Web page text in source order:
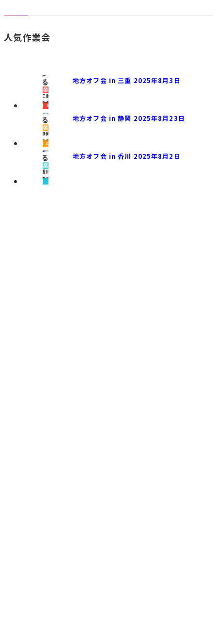
人気作業会
地方オフ会 in 三重 2025年8月3日
地方オフ会 in 静岡 2025年8月23日
地方オフ会 in 香川 2025年8月2日